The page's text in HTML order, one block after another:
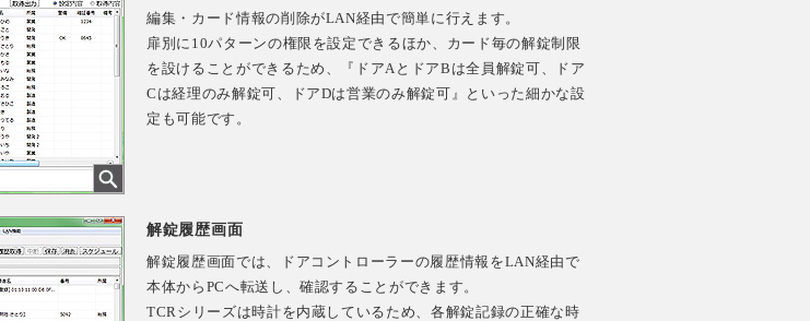
編集・カード情報の削除がLAN経由で簡単に行えます。
扉別に10パターンの権限を設定できるほか、カード毎の解錠制限
を設けることができるため、『ドアAとドアBは全員解錠可、ドア
Cは経理のみ解錠可、ドアDは営業のみ解錠可』といった細かな設
定も可能です。
解錠履歴画面
解錠履歴画面では、ドアコントローラーの履歴情報をLAN経由で
本体からPCへ転送し、確認することができます。
TCRシリーズは時計を内蔵しているため、各解錠記録の正確な時